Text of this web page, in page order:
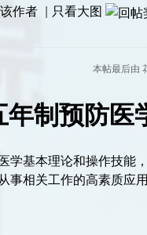
作者 | 只看大图
本帖最后由
年制预防医
学基本理论和操作技
相关工作的高素质应用